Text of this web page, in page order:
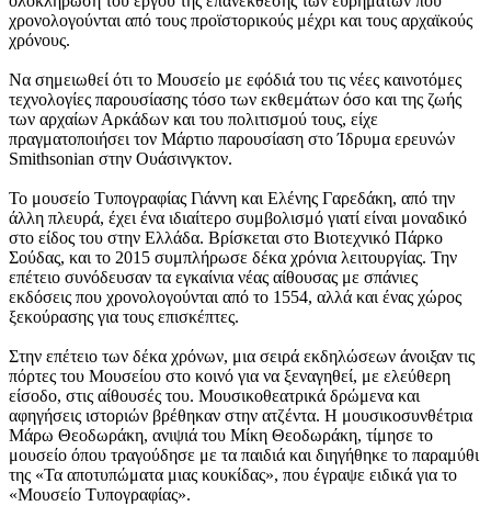
χρονολογούνται από τους προϊστορικούς μέχρι και τους αρχαϊκούς
χρόνους.
Να σημειωθεί ότι το Μουσείο με εφόδιά του τις νέες καινοτόμες
τεχνολογίες παρουσίασης τόσο των εκθεμάτων όσο και της ζωής
των αρχαίων Αρκάδων και του πολιτισμού τους, είχε
πραγματοποιήσει τον Μάρτιο παρουσίαση στο Ίδρυμα ερευνών
Smithsonian στην Ουάσινγκτον.
Το μουσείο Τυπογραφίας Γιάννη και Eλένης Γαρεδάκη, από την
άλλη πλευρά, έχει ένα ιδιαίτερο συμβολισμό γιατί είναι μοναδικό
στο είδος του στην Ελλάδα. Βρίσκεται στο Βιοτεχνικό Πάρκο
Σούδας, και τo 2015 συμπλήρωσε δέκα χρόνια λειτουργίας. Την
επέτειο συνόδευσαν τα εγκαίνια νέας αίθουσας με σπάνιες
εκδόσεις που χρονολογούνται από το 1554, αλλά και ένας χώρος
ξεκούρασης για τους επισκέπτες.
Στην επέτειο των δέκα χρόνων, μια σειρά εκδηλώσεων άνοιξαν τις
πόρτες του Μουσείου στο κοινό για να ξεναγηθεί, με ελεύθερη
είσοδο, στις αίθουσές του. Μουσικοθεατρικά δρώμενα και
αφηγήσεις ιστοριών βρέθηκαν στην ατζέντα. Η μουσικοσυνθέτρια
Μάρω Θεοδωράκη, ανιψιά του Μίκη Θεοδωράκη, τίμησε το
μουσείο όπου τραγούδησε με τα παιδιά και διηγήθηκε το παραμύθι
της «Τα αποτυπώματα μιας κουκίδας», που έγραψε ειδικά για το
«Μουσείο Τυπογραφίας».